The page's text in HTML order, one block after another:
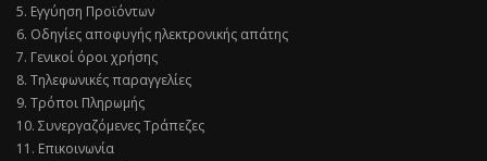
5. Εγγύηση Προϊόντων
6. Οδηγίες αποφυγής ηλεκτρονικής απάτης
7. Γενικοί όροι χρήσης
8. Τηλεφωνικές παραγγελίες
9. Τρόποι Πληρωμής
10. Συνεργαζόμενες Τράπεζες
11. Επικοινωνία